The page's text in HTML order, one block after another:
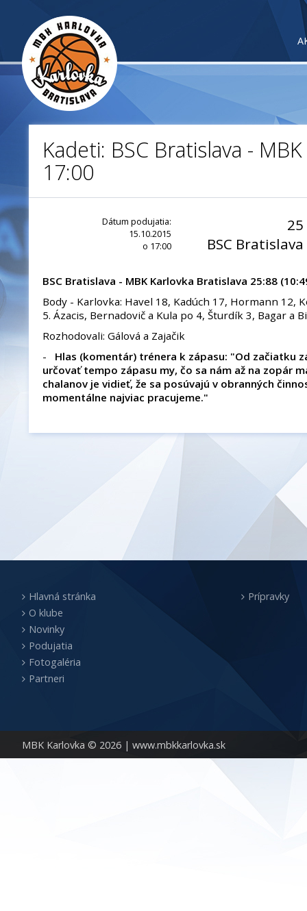
Kadeti: BSC Bratislava -
17:00
Dátum podujatia:
15.10.2015
o 17:00
25
BSC Bratislava
BSC Bratislava - MBK Karlovka Bratislava 25:88
Body - Karlovka: Havel 18, Kadúch 17, Hormann 12,
5. Ázacis, Bernadovič a Kula po 4, Šturdík 3, Bagar a
Rozhodovali: Gálová a Zajačik
- Hlas (komentár) trénera k zápasu: "Od začiatku
určovať tempo zápasu my, čo sa nám až na zopár
chalanov je vidieť, že sa posúvajú v obranných
momentálne najviac pracujeme."
MBK Karlovka © 2026 | www.mbkkarlovka.sk
Hlavná stránka
O klube
Novinky
Podujatia
Fotogaléria
Partneri
Prípravky